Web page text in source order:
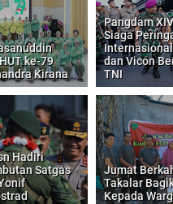
ke-79
Kirana
Pangdam
Siaga
dan Vicon
TNI
Hadiri
Satgas
Jumat
Takalar
Kepada